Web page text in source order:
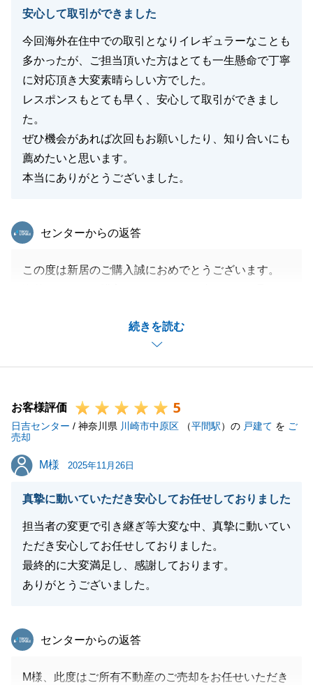
安心して取引ができました
今回海外在住中での取引となりイレギュラーなことも
多かったが、ご担当頂いた方はとても一生懸命で丁寧
に対応頂き大変素晴らしい方でした。
レスポンスもとても早く、安心して取引ができまし
た。
ぜひ機会があれば次回もお願いしたり、知り合いにも
薦めたいと思います。
本当にありがとうございました。
続きを読む
東急リバブル
センターからの返答
この度は新居のご購入誠におめでとうございます。
O様のご協力のおかげで問題なくスムーズに完了させ
ありがとうございます。
じます。引き続き宜しくお願いいたします。
お客様評価 5
日吉センター / 神奈川県 川崎市中原区 （平間駅）の 戸建て を ご
売却
M様
M様 2025年11月26日
真摯に動いていただき安心してお任せしておりました
担当者の変更で引き継ぎ等大変な中、真摯に動いてい
ただき安心してお任せしておりました。
最終的に大変満足し、感謝しております。
ありがとうございました。
東急リバブル
センターからの返答
M様、此度はご所有不動産のご売却をお任せいただき